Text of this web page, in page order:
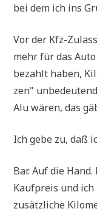
bei dem ich ins
Vor der Kfz-
mehr für das
bezahlt haben,
zen"
Alu wären, das
Ich gebe zu, daß
Bar. Auf die
Kauf­preis und ich
zusätz­li­che